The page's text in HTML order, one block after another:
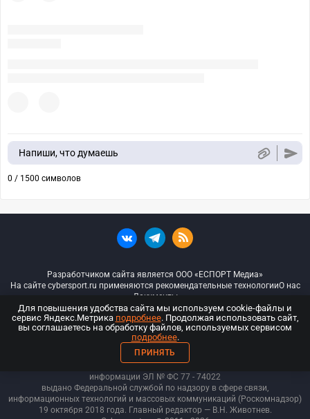
Напиши, что думаешь
0 / 1500 символов
Разработчиком сайта является ООО «ЕСПОРТ Медиа»
На сайте cybersport.ru применяются рекомендательные технологииО нас
Документы
© ООО «Киберспорт.ру» — Все права защищены
18+
ООО «Киберспорт.ру». Свидетельство о регистрации средств массовой
информации ЭЛ № ФС 77 - 74022
выдано Федеральной службой по надзору в сфере связи,
информационных технологий и массовых коммуникаций (Роскомнадзор)
19 октября 2018 года. Главный редактор — В.Н. Животнев.
Для повышения удобства сайта мы используем cookie-файлы и
сервис Яндекс.Метрика подробнее. Продолжая использовать сайт,
вы соглашаетесь на обработку файлов, используемых сервисом
подробнее.
ПРИНЯТЬ